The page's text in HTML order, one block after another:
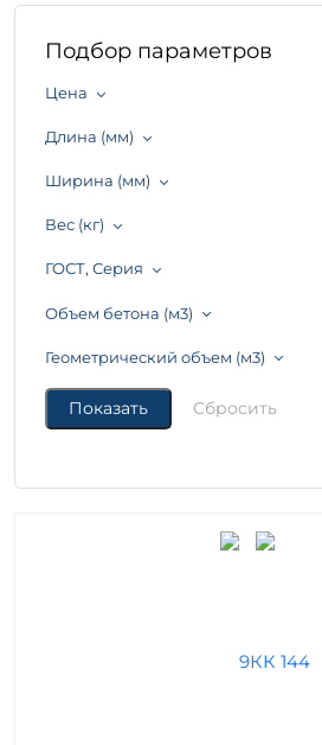
Подбор параметров
Цена
Длина (мм)
Ширина (мм)
Вес (кг)
ГОСТ, Серия
Объем бетона (м3)
Геометрический объем (м3)